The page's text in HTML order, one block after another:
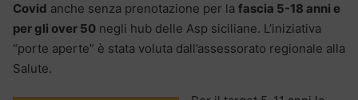
Covid anche senza prenotazione per la fascia 5-18 anni e
per gli over 50 negli hub delle Asp siciliane. L’iniziativa
“porte aperte” è stata voluta dall’assessorato regionale alla
Salute.